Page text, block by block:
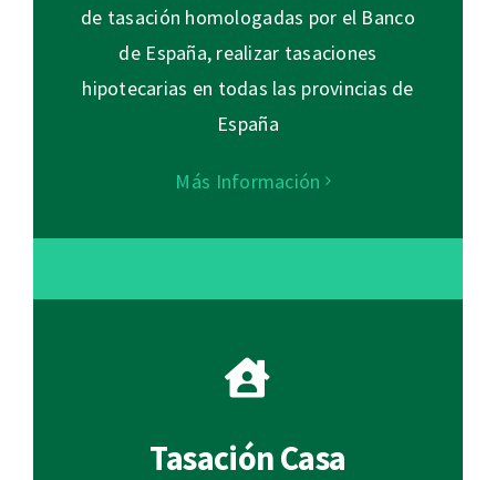
de tasación homologadas por el Banco
de España, realizar tasaciones
hipotecarias en todas las provincias de
España
Más Información
Tasación Casa